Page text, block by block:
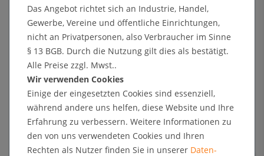
Kundenrezensionen
Angaben zur Produktsicherheit
Kundenrezensionen
0
Das Angebot richtet sich an Industrie, Handel,
Gewerbe, Vereine und öffentliche Einrichtungen,
nicht an Privatpersonen, also Verbraucher im Sinne
§ 13 BGB. Durch die Nutzung gilt dies als bestätigt.
Alle Preise zzgl. Mwst..
Wir verwenden Cookies
Einige der eingesetzten Cookies sind essenziell,
während andere uns helfen, diese Website und Ihre
Erfahrung zu verbessern. Weitere Informationen zu
den von uns verwendeten Cookies und Ihren
Rechten als Nutzer finden Sie in unserer Daten­